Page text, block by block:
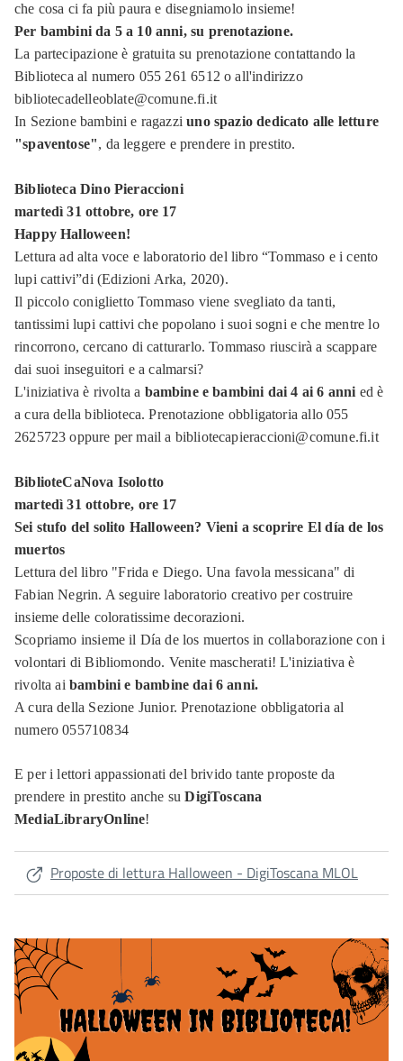
che cosa ci fa più paura e disegniamolo insieme!
Per bambini da 5 a 10 anni, su prenotazione.
La partecipazione è gratuita su prenotazione contattando la
Biblioteca al numero 055 261 6512 o all'indirizzo
bibliotecadelleoblate@comune.fi.it
In Sezione bambini e ragazziuno spazio dedicato alle letture
"spaventose", da leggere e prendere in prestito.
Biblioteca Dino Pieraccioni
martedì 31 ottobre, ore 17
Happy Halloween!
Lettura ad alta voce e laboratorio del libro “Tommaso e i cento
lupi cattivi”di (Edizioni Arka, 2020).
Il piccolo coniglietto Tommaso viene svegliato da tanti,
tantissimi lupi cattivi che popolano i suoi sogni e che mentre lo
rincorrono, cercano di catturarlo. Tommaso riuscirà a scappare
dai suoi inseguitori e a calmarsi?
L'iniziativa è rivolta a bambine e bambini dai 4 ai 6 anni ed è
a cura della biblioteca. Prenotazione obbligatoria allo 055
2625723 oppure per mail a bibliotecapieraccioni@comune.fi.it
BiblioteCaNova Isolotto
martedì 31 ottobre, ore 17
Sei stufo del solito Halloween? Vieni a scoprire El día de los
muertos
Lettura del libro "Frida e Diego. Una favola messicana" di
Fabian Negrin. A seguire laboratorio creativo per costruire
insieme delle coloratissime decorazioni.
Scopriamo insieme il Día de los muertos in collaborazione con i
volontari di Bibliomondo. Venite mascherati! L'iniziativa è
rivolta ai bambini e bambine dai 6 anni.
A cura della Sezione Junior. Prenotazione obbligatoria al
numero 055710834
E per i lettori appassionati del brivido tante proposte da
prendere in prestito anche suDigiToscana
MediaLibraryOnline!
Proposte di lettura Halloween - DigiToscana MLOL